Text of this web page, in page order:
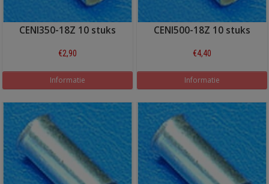
CENI350-18Z 10 stuks
€2,90
Informatie
CENI500-18Z 10 stuks
€4,40
Informatie